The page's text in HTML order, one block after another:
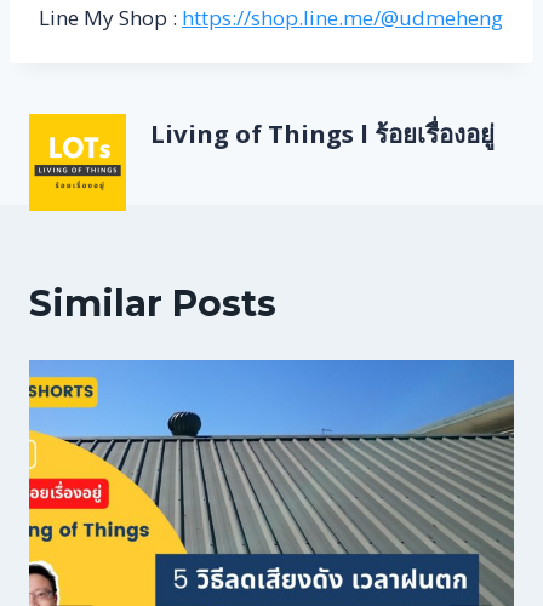
Line My Shop : https://shop.line.me/@udmeheng
Living of Things l ร้อยเรื่องอยู่
Similar Posts